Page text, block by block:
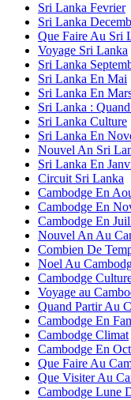
Sri Lanka Fevrier
Sri Lanka
Que Faire Au Sri
Voyage Sri Lanka
Sri Lanka
Sri Lanka En Mai
Sri Lanka En
Sri Lanka :
Sri Lanka Culture
Sri Lanka En
Nouvel An Sri
Sri Lanka En
Circuit Sri Lanka
Cambodge En
Cambodge En
Cambodge En
Nouvel An Au
Combien De
Noel Au
Cambodge
Voyage au
Quand Partir Au
Cambodge En
Cambodge Climat
Cambodge En
Que Faire Au
Que Visiter Au
Cambodge Lune